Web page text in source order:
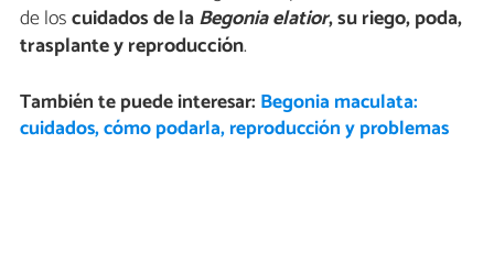
de loscuidados de laBegonia elatior, su riego, poda,
trasplante y reproducción.
También te puede interesar: Begonia maculata:
cuidados, cómo podarla, reproducción y problemas